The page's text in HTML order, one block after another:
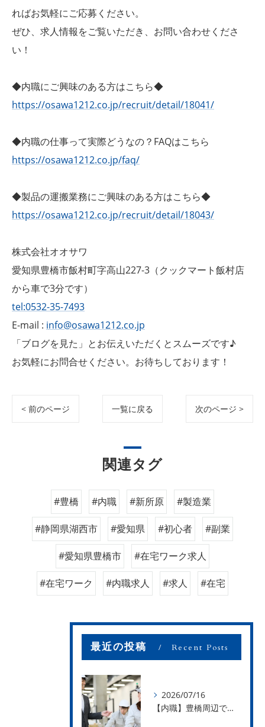
ればお気軽にご応募ください。
ぜひ、求人情報をご覧いただき、お問い合わせくださ
い！
◆内職にご興味のある方はこちら◆
https://osawa1212.co.jp/recruit/detail/18041/
◆内職の仕事って実際どうなの？FAQはこちら
https://osawa1212.co.jp/faq/
◆製品の運搬業務にご興味のある方はこちら◆
https://osawa1212.co.jp/recruit/detail/18043/
株式会社オオサワ
愛知県豊橋市飯村町字高山227-3（クックマート飯村店
から車で3分です）
tel:0532-35-7493
E-mail : info@osawa1212.co.jp
「ブログを見た」とお伝えいただくとスムーズです♪
お気軽にお問合せください。お待ちしております！
< 前のページ 一覧に戻る 次のページ >
関連タグ
#豊橋 #内職 #新所原 #製造業
#静岡県湖西市 #愛知県 #初心者 #副業
#愛知県豊橋市 #在宅ワーク求人
#在宅ワーク #内職求人 #求人 #在宅
最近の投稿 Recent Posts
2026/07/16
【内職】豊橋周辺で内職のお仕事を探している方募集中！【お仕事の内容】